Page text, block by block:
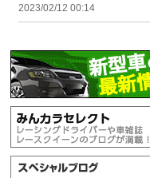
2023/02/12 00:14